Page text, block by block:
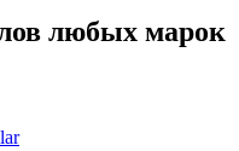
любых марок